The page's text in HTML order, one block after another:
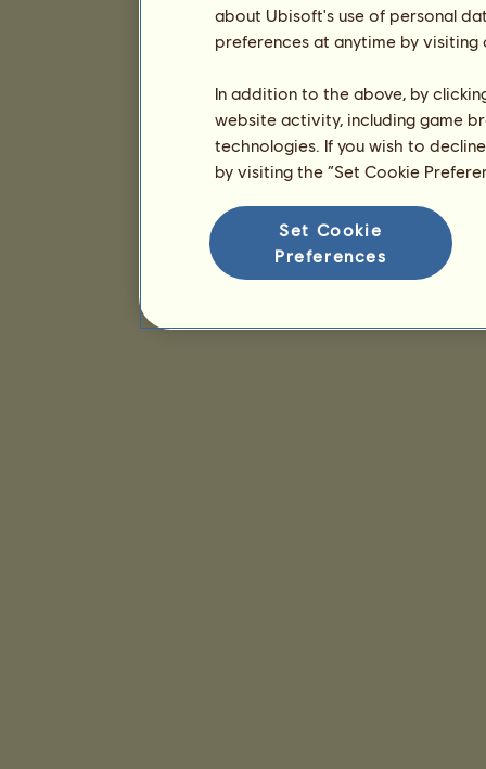
about Ubisoft's use of personal
preferences at anytime by
In addition to the above, by
website activity, including game
technologies. If you wish to
by visiting the “Set Cookie
Set Cookie
Preferences